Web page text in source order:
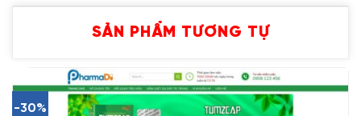
SẢN PHẨM TƯƠNG TỰ
-30%